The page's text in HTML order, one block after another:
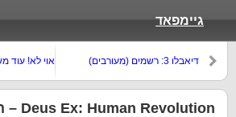
גיימפאד
אוי לא! עוד
דיאבלו 3: רשמים (מעורבים)
Deus Ex: Human Revolution – הביקורת